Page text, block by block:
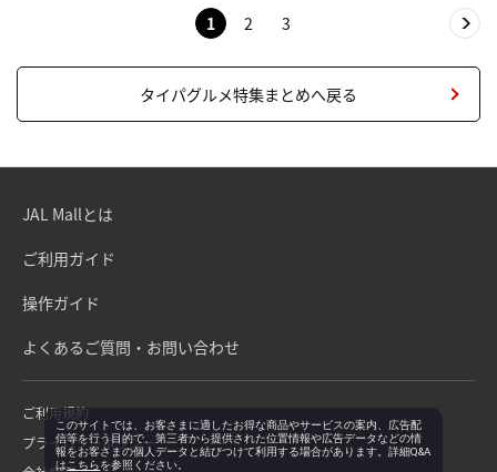
1 2 3
タイパグルメ特集まとめへ戻る
JAL Mallとは
ご利用ガイド
操作ガイド
よくあるご質問・お問い合わせ
ご利用規約
プライバシーポリシー
このサイトでは、お客さまに適したお得な商品やサービスの案内、広告配
信等を行う目的で、第三者から提供された位置情報や広告データなどの情
報をお客さまの個人データと結びつけて利用する場合があります。詳細Q&A
はこちらを参照ください。